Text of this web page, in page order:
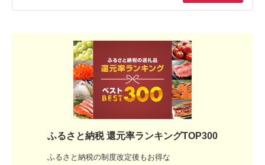
ふるさと納税 還元率ランキングTOP300
ふるさと納税の制度改定後もお得な